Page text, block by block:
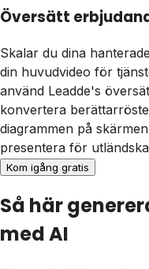
Översätt
Skalar du dina
din huvudvideo för
använd Leadde's
konvertera
diagrammen på
presentera för
Kom igång gratis
Så här
med AI